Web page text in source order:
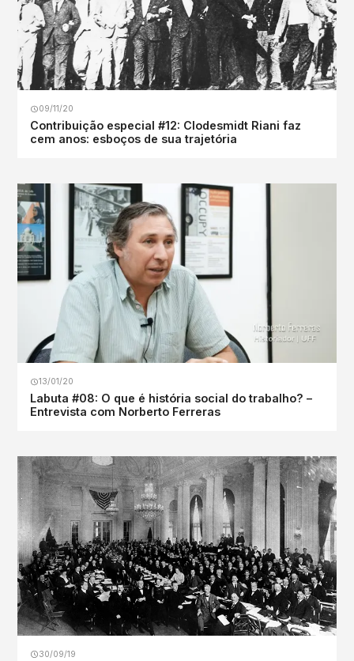
09/11/20
Contribuição especial #12: Clodesmidt Riani faz
cem anos: esboços de sua trajetória
13/01/20
Labuta #08: O que é história social do trabalho? –
Entrevista com Norberto Ferreras
30/09/19